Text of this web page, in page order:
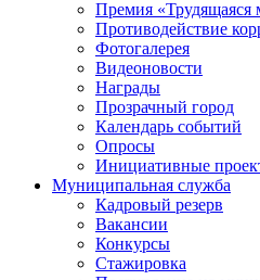
Премия «Трудящаяся
Противодействие
Фотогалерея
Видеоновости
Награды
Прозрачный город
Календарь событий
Опросы
Инициативные
Муниципальная служба
Кадровый резерв
Вакансии
Конкурсы
Стажировка